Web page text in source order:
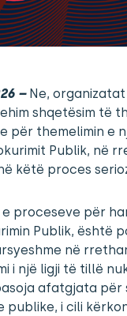
–Ne, organizatat
shqetësim të
për themelimin e
Publik, në
këtë proces
e proceseve për
Publik, është
në
i një ligji të tillë
afatgjata për
publike, i cili